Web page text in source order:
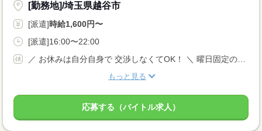
[勤務地]/埼玉県越谷市
[派遣]時給1,600円〜
[派遣]16:00〜22:00
もっと見る
応募する（バイトル求人）